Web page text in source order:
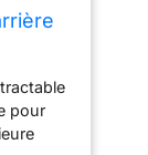
pour